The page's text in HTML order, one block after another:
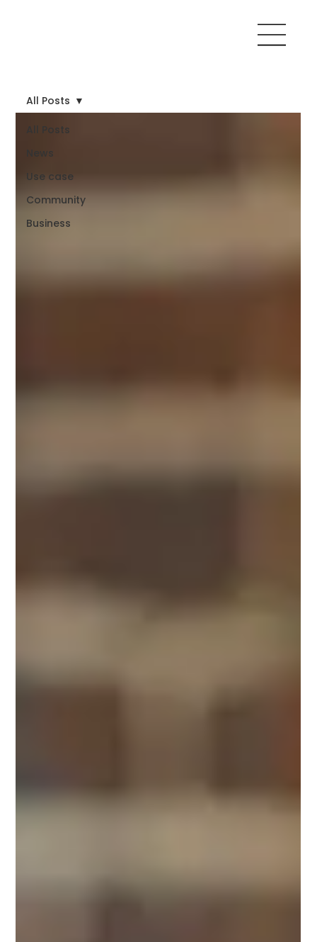
All Posts
News
Use case
Community
Business
All Posts